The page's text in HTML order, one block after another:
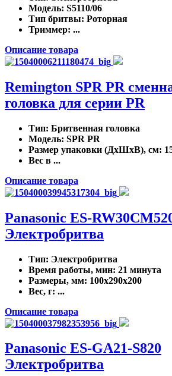
Модель: S5110/06
Тип бритвы: Роторная
Триммер: ...
Описание товара
Remington SPR PR
головка для серии PR
Тип: Бритвенная головка
Модель: SPR PR
Размер упаковки (ДхШхВ), см:
Вес в ...
Описание товара
Panasonic ES-
Электробритва
Тип: Электробритва
Время работы, мин: 21 минута
Размеры, мм: 100x290x200
Вес, г: ...
Описание товара
Panasonic ES-GA21-S820
Электробритва